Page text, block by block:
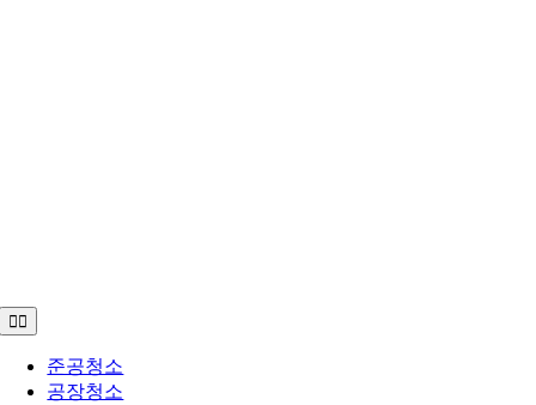
Toggle
Navigation
준공청소
공장청소